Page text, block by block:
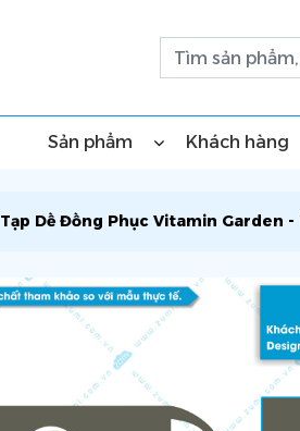
Sản phẩm Khách hàng
Tạp Dề Đồng Phục Vitamin Garden -